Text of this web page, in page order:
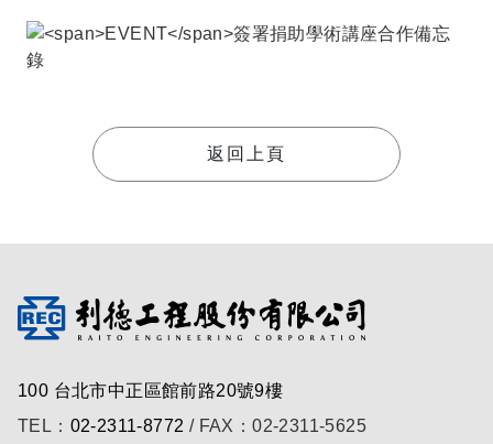
返回上頁
100 台北市中正區館前路20號9樓
TEL： 02-2311-8772 / FAX：02-2311-5625